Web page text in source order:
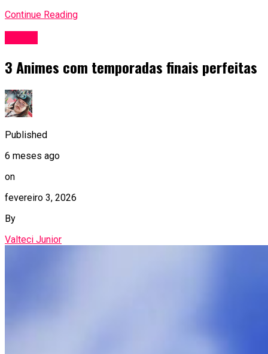
Continue Reading
3 Animes com temporadas finais perfeitas
Published
6 meses ago
on
fevereiro 3, 2026
By
Valteci Junior